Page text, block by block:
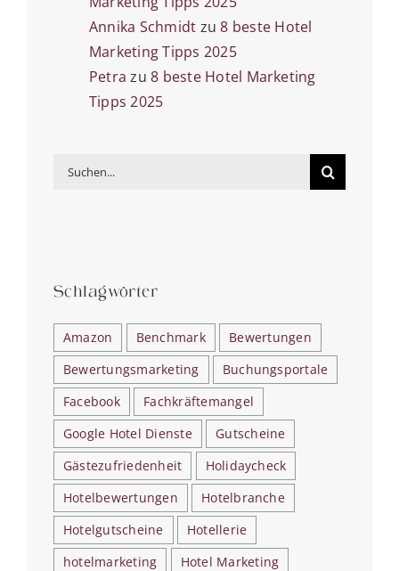
Annika Schmidt zu8 beste Hotel
Marketing Tipps 2025
Petra zu8 beste Hotel Marketing
Tipps 2025
Suche
Schlagwörter
Amazon Benchmark
Bewertungen
Bewertungsmarketing
Buchungsportale
Facebook
Fachkräftemangel
Google Hotel Dienste
Gutscheine
Gästezufriedenheit
Holidaycheck
Hotelbewertungen
Hotelbranche
Hotelgutscheine
Hotellerie
hotelmarketing
Hotel Marketing